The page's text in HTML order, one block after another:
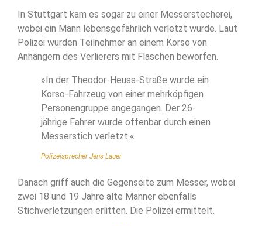
In Stuttgart kam es sogar zu einer Messerstecherei,
wobei ein Mann lebensgefährlich verletzt wurde. Laut
Polizei wurden Teilnehmer an einem Korso von
Anhängern des Verlierers mit Flaschen beworfen.
»In der Theodor-Heuss-Straße wurde ein
Korso-Fahrzeug von einer mehrköpfigen
Personengruppe angegangen. Der 26-
jährige Fahrer wurde offenbar durch einen
Messerstich verletzt.«
Polizeisprecher Jens Lauer
Danach griff auch die Gegenseite zum Messer, wobei
zwei 18 und 19 Jahre alte Männer ebenfalls
Stichverletzungen erlitten. Die Polizei ermittelt.